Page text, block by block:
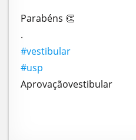
Parabéns 👏
.
#vestibular
#usp
Aprovaçãovestibular